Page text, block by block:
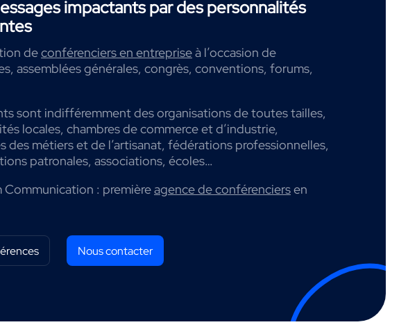
impactants par des personnalités
deconférenciers en entrepriseà l’occasion de
assemblées générales, congrès, conventions, forums,
sont indifféremment des organisations de toutes tailles,
locales, chambres de commerce et d’industrie,
des métiers et de l’artisanat, fédérations professionnelles,
patronales, associations, écoles…
Communication : premièreagence de conférenciersen
Nous contacter